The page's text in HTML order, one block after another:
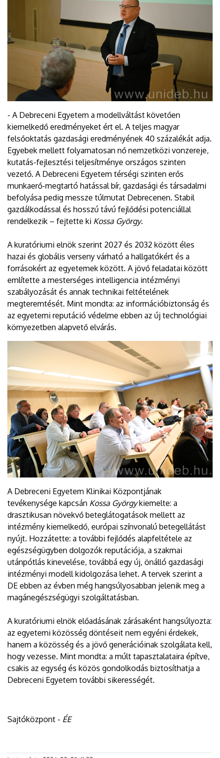
- A Debreceni Egyetem a modellváltást követően
kiemelkedő eredményeket ért el. A teljes magyar
felsőoktatás gazdasági eredményének 40 százalékát adja.
Egyebek mellett folyamatosan nő nemzetközi vonzereje,
kutatás-fejlesztési teljesítménye országos szinten
vezető. A Debreceni Egyetem térségi szinten erős
munkaerő-megtartó hatással bír, gazdasági és társadalmi
befolyása pedig messze túlmutat Debrecenen. Stabil
gazdálkodással és hosszú távú fejlődési potenciállal
rendelkezik – fejtette ki Kossa György.
A kuratóriumi elnök szerint 2027 és 2032 között éles
hazai és globális verseny várható a hallgatókért és a
forrásokért az egyetemek között. A jövő feladatai között
említette a mesterséges intelligencia intézményi
szabályozását és annak technikai feltételének
megteremtését. Mint mondta: az információbiztonság és
az egyetemi reputáció védelme ebben az új technológiai
környezetben alapvető elvárás.
A Debreceni Egyetem Klinikai Központjának
tevékenysége kapcsán Kossa Györgykiemelte: a
drasztikusan növekvő beteglátogatások mellett az
intézmény kiemelkedő, európai színvonalú betegellátást
nyújt. Hozzátette: a további fejlődés alapfeltétele az
egészségügyben dolgozók reputációja, a szakmai
utánpótlás kinevelése, továbbá egy új, önálló gazdasági
intézményi modell kidolgozása lehet. A tervek szerint a
DE ebben az évben még hangsúlyosabban jelenik meg a
magánegészségügyi szolgáltatásban.
A kuratóriumi elnök előadásának zárásaként hangsúlyozta:
az egyetemi közösség döntéseit nem egyéni érdekek,
hanem a közösség és a jövő generációinak szolgálata kell,
hogy vezesse. Mint mondta: a múlt tapasztalataira építve,
csakis az egység és közös gondolkodás biztosíthatja a
Debreceni Egyetem további sikerességét.
Sajtóközpont - ÉE